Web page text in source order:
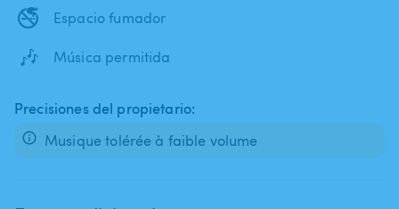
🚭 Espacio fumador
🎶 Música permitida
Precisiones del propietario:
Musique tolérée à faible volume